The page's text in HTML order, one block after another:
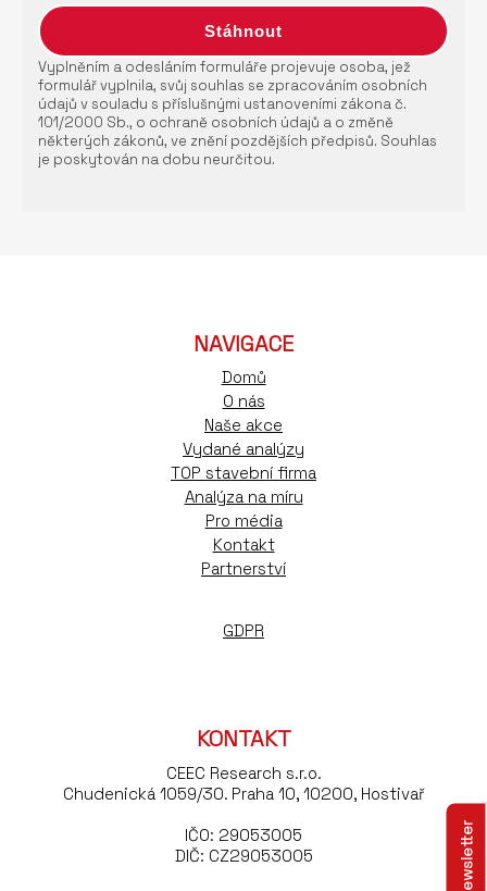
Vyplněním a odesláním formuláře projevuje osoba, jež
formulář vyplnila, svůj souhlas se zpracováním osobních
údajů v souladu s příslušnými ustanoveními zákona č.
101/2000 Sb., o ochraně osobních údajů a o změně
některých zákonů, ve znění pozdějších předpisů. Souhlas
je poskytován na dobu neurčitou.
NAVIGACE
Domů
O nás
Naše akce
Vydané analýzy
TOP stavební firma
Analýza na míru
Pro média
Kontakt
Partnerství
GDPR
KONTAKT
CEEC Research s.r.o.
Chudenická 1059/30. Praha 10, 10200, Hostivař
IČO: 29053005
DIČ: CZ29053005